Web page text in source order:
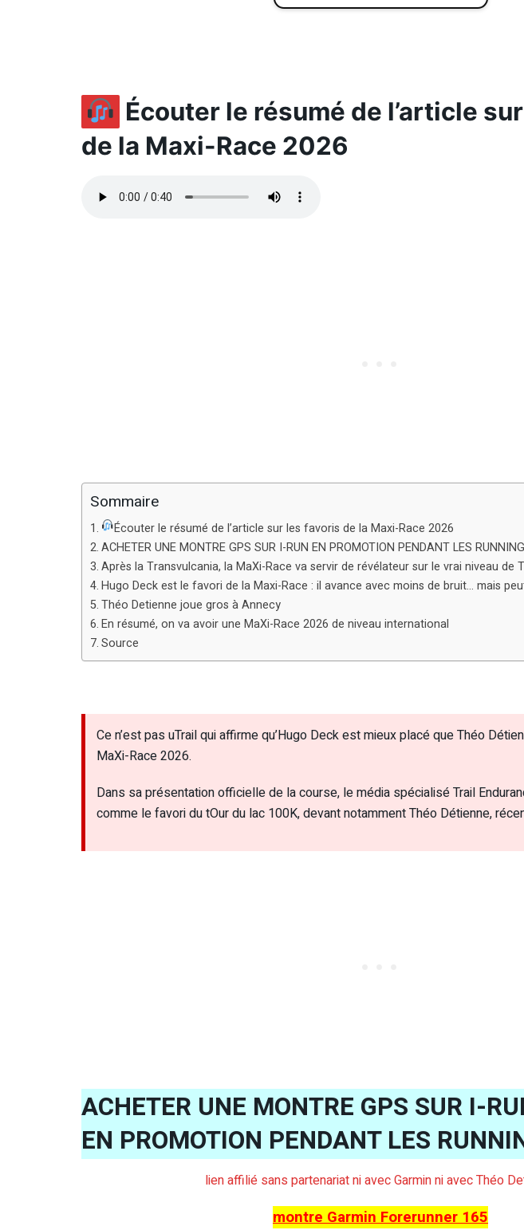
Écouter le résumé de l’article
de la Maxi-Race 2026
Sommaire
Écouter le résumé de l’article sur les favoris de la Maxi-Race 2026
ACHETER UNE MONTRE GPS SUR I-RUN EN PROMOTION PENDANT LES
Après la Transvulcania, la MaXi-Race va servir de révélateur sur le vrai niveau de
Hugo Deck est le favori de la Maxi-Race : il avance avec moins de bruit… mais
Théo Detienne joue gros à Annecy
En résumé, on va avoir une MaXi-Race 2026 de niveau international
Source
Ce n’est pas uTrail qui affirme qu’Hugo Deck est mieux placé que Théo
MaXi-Race 2026.
Dans sa présentation officielle de la course, le média spécialisé Trail
comme le favori du tOur du lac 100K, devant notamment Théo Détienne,
ACHETER UNE MONTRE GPS SUR I-
EN PROMOTION PENDANT LES
lien affilié sans partenariat ni avec Garmin ni avec Théo
montre Garmin Forerunner 165